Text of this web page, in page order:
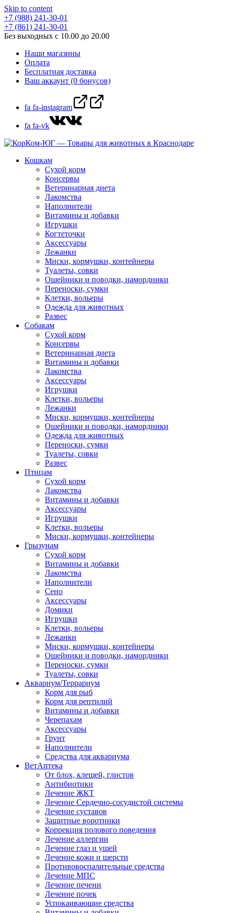
Skip to content
+7 (988) 241-30-01
+7 (861) 241-30-01
Без выходных с 10.00 до 20.00
Наши магазины
Оплата
Бесплатная доставка
Ваш аккаунт (0 бонусов)
fa fa-instagram
fa fa-vk
Кошкам
Сухой корм
Консервы
Ветеринарная диета
Лакомства
Наполнители
Витамины и добавки
Игрушки
Когтеточки
Аксессуары
Лежанки
Миски, кормушки, контейнеры
Туалеты, совки
Ошейники и поводки, намордники
Переноски, сумки
Клетки, вольеры
Одежда для животных
Развес
Собакам
Сухой корм
Консервы
Ветеринарная диета
Витамины и добавки
Лакомства
Аксессуары
Игрушки
Клетки, вольеры
Лежанки
Миски, кормушки, контейнеры
Ошейники и поводки, намордники
Одежда для животных
Переноски, сумки
Туалеты, совки
Развес
Птицам
Сухой корм
Лакомства
Витамины и добавки
Аксессуары
Игрушки
Клетки, вольеры
Миски, кормушки, контейнеры
Грызунам
Сухой корм
Витамины и добавки
Лакомства
Наполнители
Сено
Аксессуары
Домики
Игрушки
Клетки, вольеры
Лежанки
Миски, кормушки, контейнеры
Ошейники и поводки, намордники
Переноски, сумки
Туалеты, совки
Аквариум/Террариум
Корм для рыб
Корм для рептилий
Витамины и добавки
Черепахам
Аксессуары
Грунт
Наполнители
Средства для аквариума
ВетАптека
От блох, клещей, глистов
Антибиотики
Лечение ЖКТ
Лечение Сердечно-сосудистой системы
Лечение суставов
Защитные воротники
Коррекция полового поведения
Лечение аллергии
Лечение глаз и ушей
Лечение кожи и шерсти
Противовоспалительные средства
Лечение МПС
Лечение печени
Лечение почек
Успокаивающие средства